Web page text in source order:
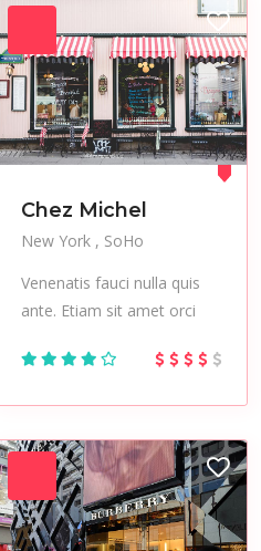
Sculptures
Streetwear
Trekking
Chez Michel
New York
SoHo
Venenatis fauci nulla quis
ante. Etiam sit amet orci